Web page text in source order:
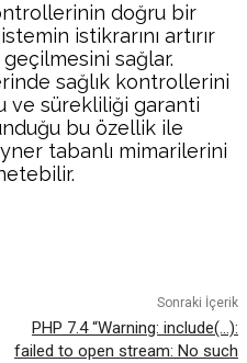
doğru bir
istikrarını artırır
sağlar.
sağlık kontrollerini
ve sürekliliği garanti
bu özellik ile
tabanlı mimarilerini
Sonraki İçerik
PHP 7.4 “Warning: include(…):
failed to open stream: No such